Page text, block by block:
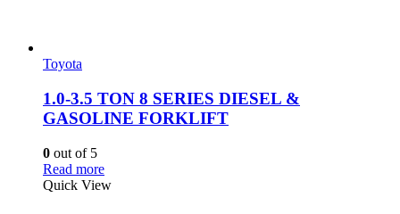
Toyota
1.0-3.5 TON 8 SERIES DIESEL &
GASOLINE FORKLIFT
0 out of 5
Read more
Quick View